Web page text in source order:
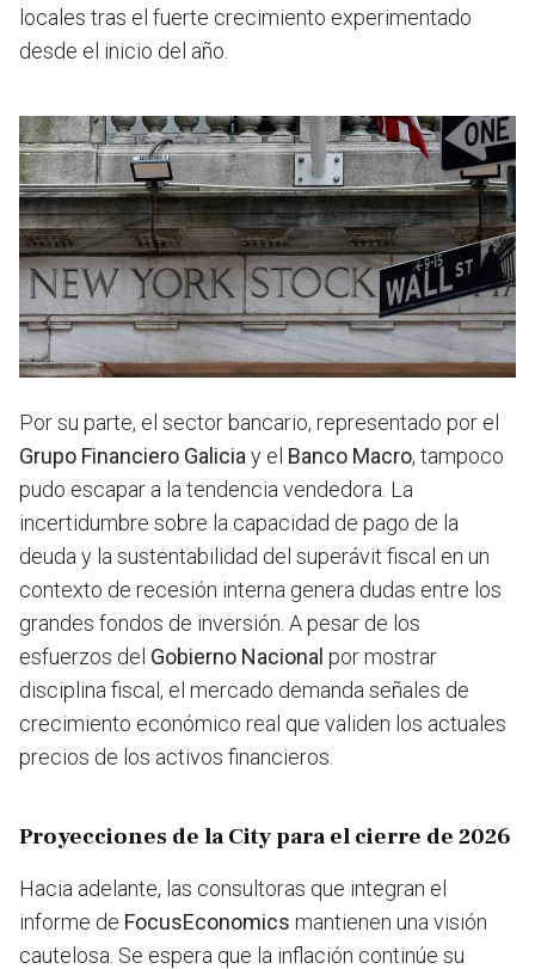
locales tras el fuerte crecimiento experimentado
desde el inicio del año.
Por su parte, el sector bancario, representado por el
Grupo Financiero Galicia y el Banco Macro, tampoco
pudo escapar a la tendencia vendedora. La
incertidumbre sobre la capacidad de pago de la
deuda y la sustentabilidad del superávit fiscal en un
contexto de recesión interna genera dudas entre los
grandes fondos de inversión. A pesar de los
esfuerzos del Gobierno Nacional por mostrar
disciplina fiscal, el mercado demanda señales de
crecimiento económico real que validen los actuales
precios de los activos financieros.
Proyecciones de la City para el cierre de 2026
Hacia adelante, las consultoras que integran el
informe de FocusEconomics mantienen una visión
cautelosa. Se espera que la inflación continúe su